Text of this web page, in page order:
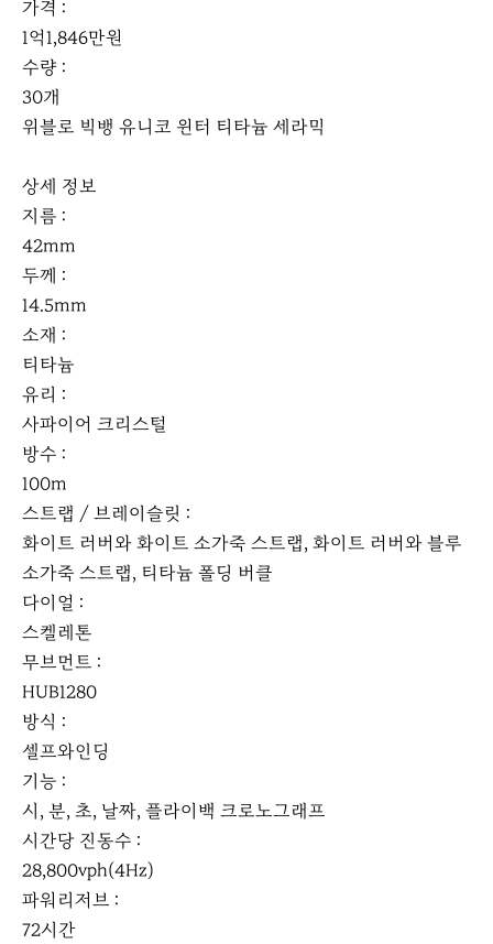
가격 :
1억1,846만원
수량 :
30개
위블로 빅뱅 유니코 윈터 티타늄 세라믹
상세 정보
지름 :
42mm
두께 :
14.5mm
소재 :
티타늄
유리 :
사파이어 크리스털
방수 :
100m
스트랩 / 브레이슬릿 :
화이트 러버와 화이트 소가죽 스트랩, 화이트 러버와 블루
소가죽 스트랩, 티타늄 폴딩 버클
다이얼 :
스켈레톤
무브먼트 :
HUB1280
방식 :
셀프와인딩
기능 :
시, 분, 초, 날짜, 플라이백 크로노그래프
시간당 진동수 :
28,800vph(4Hz)
파워리저브 :
72시간